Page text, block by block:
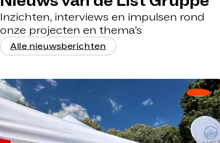
Inzichten, interviews en impulsen rond
onze projecten en thema's
Alle nieuwsberichten